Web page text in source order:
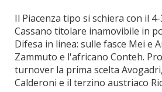
Il Piacenza tipo si schiera con il
Cassano titolare inamovibile in
Difesa in linea: sulle fasce Mei e
Zammuto e l'africano Conteh.
turnover la prima scelta
Calderoni e il terzino austriaco